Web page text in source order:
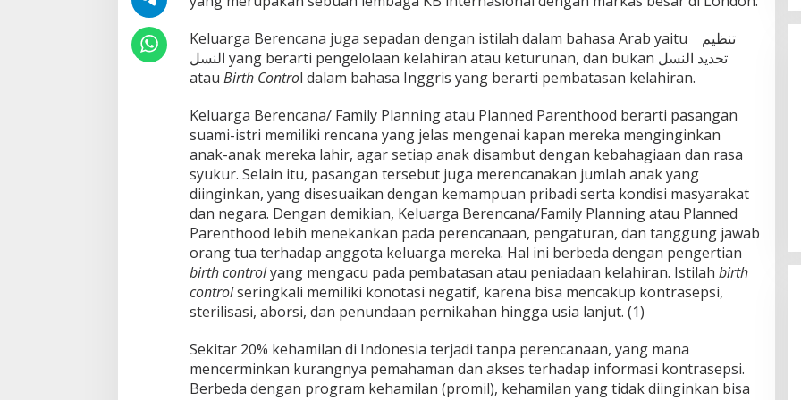
Keluarga Berencana juga sepadan dengan istilah dalam bahasa Arab yaitu تنظيم
النسل yang berarti pengelolaan kelahiran atau keturunan, dan bukan تحديد النسل
atau Birth Control dalam bahasa Inggris yang berarti pembatasan kelahiran.
Keluarga Berencana/ Family Planning atau Planned Parenthood berarti pasangan
suami-istri memiliki rencana yang jelas mengenai kapan mereka menginginkan
anak-anak mereka lahir, agar setiap anak disambut dengan kebahagiaan dan rasa
syukur. Selain itu, pasangan tersebut juga merencanakan jumlah anak yang
diinginkan, yang disesuaikan dengan kemampuan pribadi serta kondisi masyarakat
dan negara. Dengan demikian, Keluarga Berencana/Family Planning atau Planned
Parenthood lebih menekankan pada perencanaan, pengaturan, dan tanggung jawab
orang tua terhadap anggota keluarga mereka. Hal ini berbeda dengan pengertian
birth controlyang mengacu pada pembatasan atau peniadaan kelahiran. Istilah birth
controlseringkali memiliki konotasi negatif, karena bisa mencakup kontrasepsi,
sterilisasi, aborsi, dan penundaan pernikahan hingga usia lanjut. (1)
Sekitar 20% kehamilan di Indonesia terjadi tanpa perencanaan, yang mana
mencerminkan kurangnya pemahaman dan akses terhadap informasi kontrasepsi.
Berbeda dengan program kehamilan (promil), kehamilan yang tidak diinginkan bisa
Tabassam Hari ke-2 “Mengakar
Sejarah, Menjangkau Peradaban”